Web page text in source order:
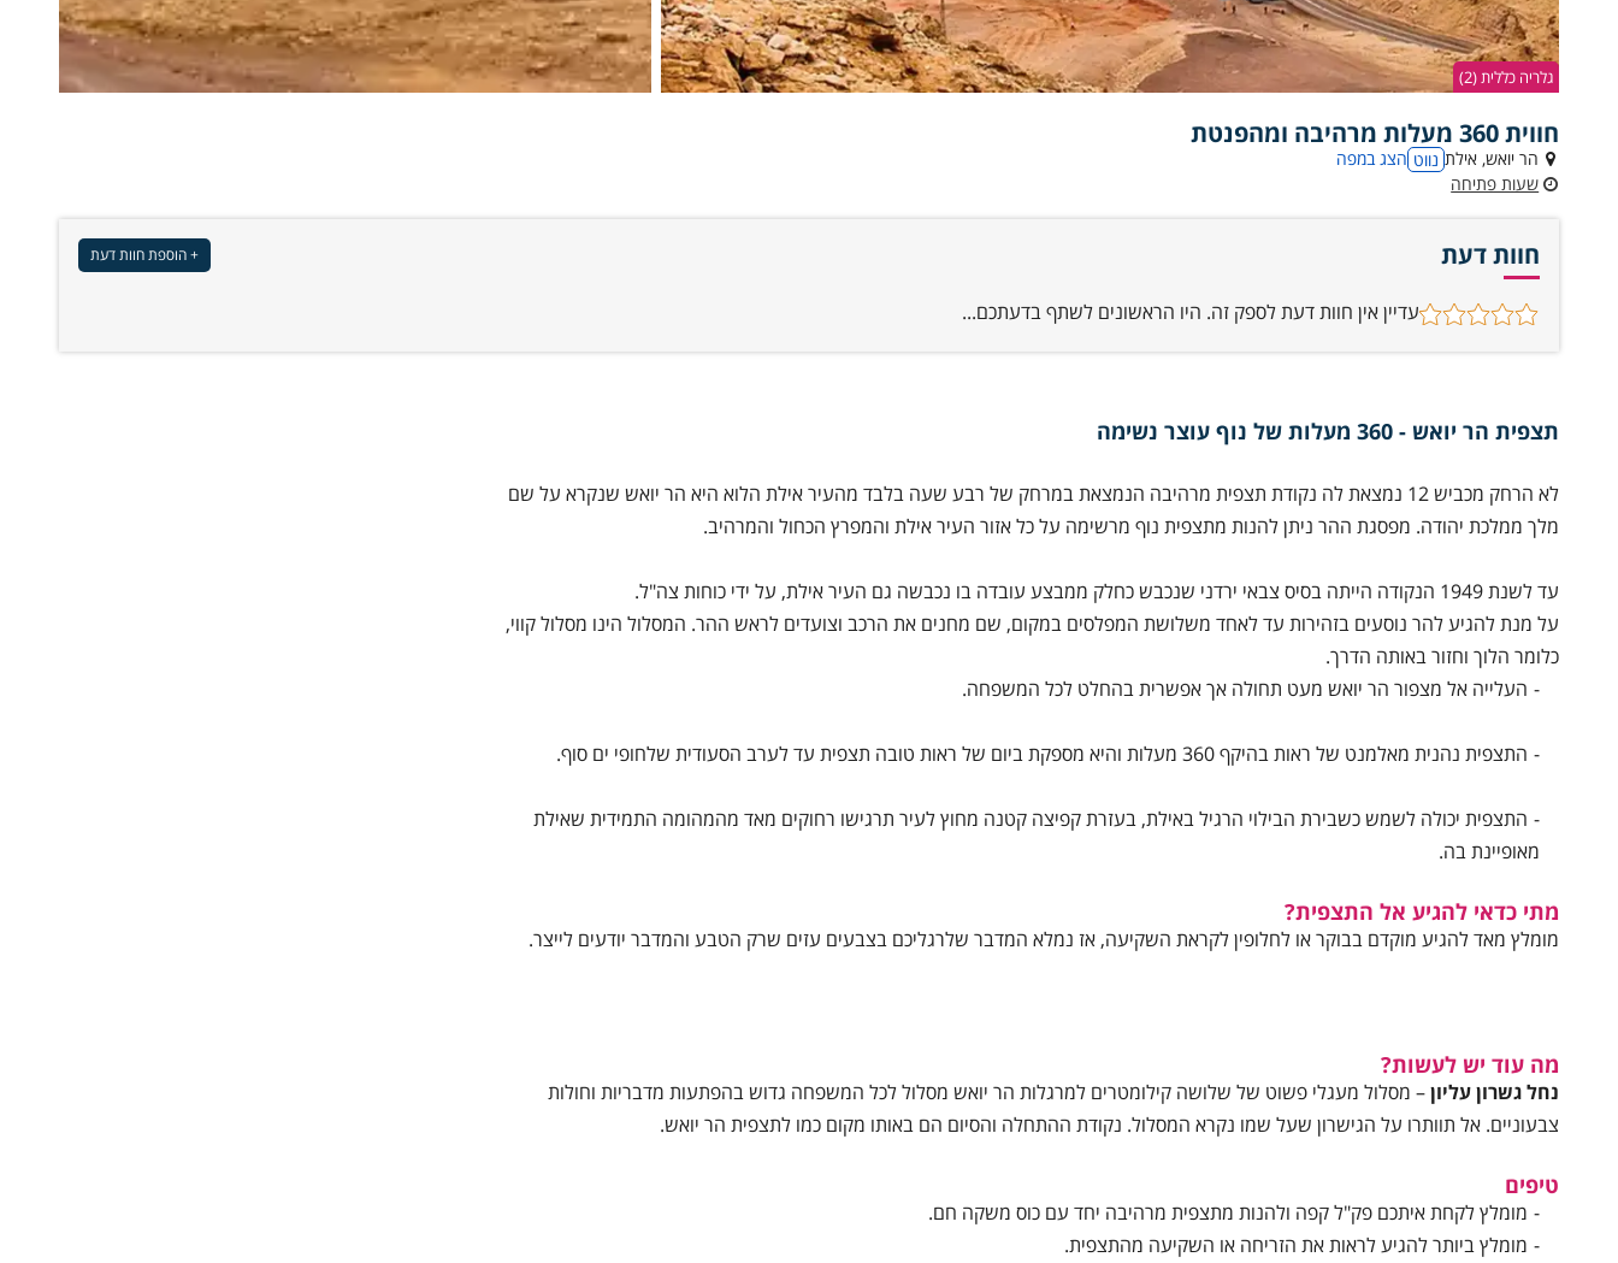
גלריה כללית (2)
חווית 360 מעלות מרהיבה ומהפנטת
הר יואש, אילת נווט הצג במפה
שעות פתיחה
חוות דעת + הוספת חוות דעת
עדיין אין חוות דעת לספק זה. היו הראשונים לשתף בדעתכם...
תצפית הר יואש - 360 מעלות של נוף עוצר נשימה
לא הרחק מכביש 12 נמצאת לה נקודת תצפית מרהיבה הנמצאת במרחק של רבע שעה בלבד מהעיר אילת הלוא היא הר יואש שנקרא על שם
מלך ממלכת יהודה. מפסגת ההר ניתן להנות מתצפית נוף מרשימה על כל אזור העיר אילת והמפרץ הכחול והמרהיב.
עד לשנת 1949 הנקודה הייתה בסיס צבאי ירדני שנכבש כחלק ממבצע עובדה בו נכבשה גם העיר אילת, על ידי כוחות צה"ל.
על מנת להגיע להר נוסעים בזהירות עד לאחד משלושת המפלסים במקום, שם מחנים את הרכב וצועדים לראש ההר. המסלול הינו מסלול קווי,
כלומר הלוך וחזור באותה הדרך.
העלייה אל מצפור הר יואש מעט תחולה אך אפשרית בהחלט לכל המשפחה.
התצפית נהנית מאלמנט של ראות בהיקף 360 מעלות והיא מספקת ביום של ראות טובה תצפית עד לערב הסעודית שלחופי ים סוף.
התצפית יכולה לשמש כשבירת הבילוי הרגיל באילת, בעזרת קפיצה קטנה מחוץ לעיר תרגישו רחוקים מאד מהמהומה התמידית שאילת
מאופיינת בה.
מתי כדאי להגיע אל התצפית?
מומלץ מאד להגיע מוקדם בבוקר או לחלופין לקראת השקיעה, אז נמלא המדבר שלרגליכם בצבעים עזים שרק הטבע והמדבר יודעים לייצר.
מה עוד יש לעשות?
נחל גשרון עליון– מסלול מעגלי פשוט של שלושה קילומטרים למרגלות הר יואש מסלול לכל המשפחה גדוש בהפתעות מדבריות וחולות
צבעוניים. אל תוותרו על הגישרון שעל שמו נקרא המסלול. נקודת ההתחלה והסיום הם באותו מקום כמו לתצפית הר יואש.
טיפים
מומלץ לקחת איתכם פק"ל קפה ולהנות מתצפית מרהיבה יחד עם כוס משקה חם.
מומלץ ביותר להגיע לראות את הזריחה או השקיעה מהתצפית.